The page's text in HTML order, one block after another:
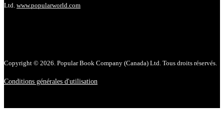
Ltd. www.popularworld.com
Copyright © 2026. Popular Book Company (Canada) Ltd. Tous droits réservés.
Conditions générales d'utilisation